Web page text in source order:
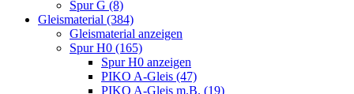
Spur G (8)
Gleismaterial (384)
Gleismaterial anzeigen
Spur H0 (165)
Spur H0 anzeigen
PIKO A-Gleis (47)
PIKO A-Gleis m.B. (19)